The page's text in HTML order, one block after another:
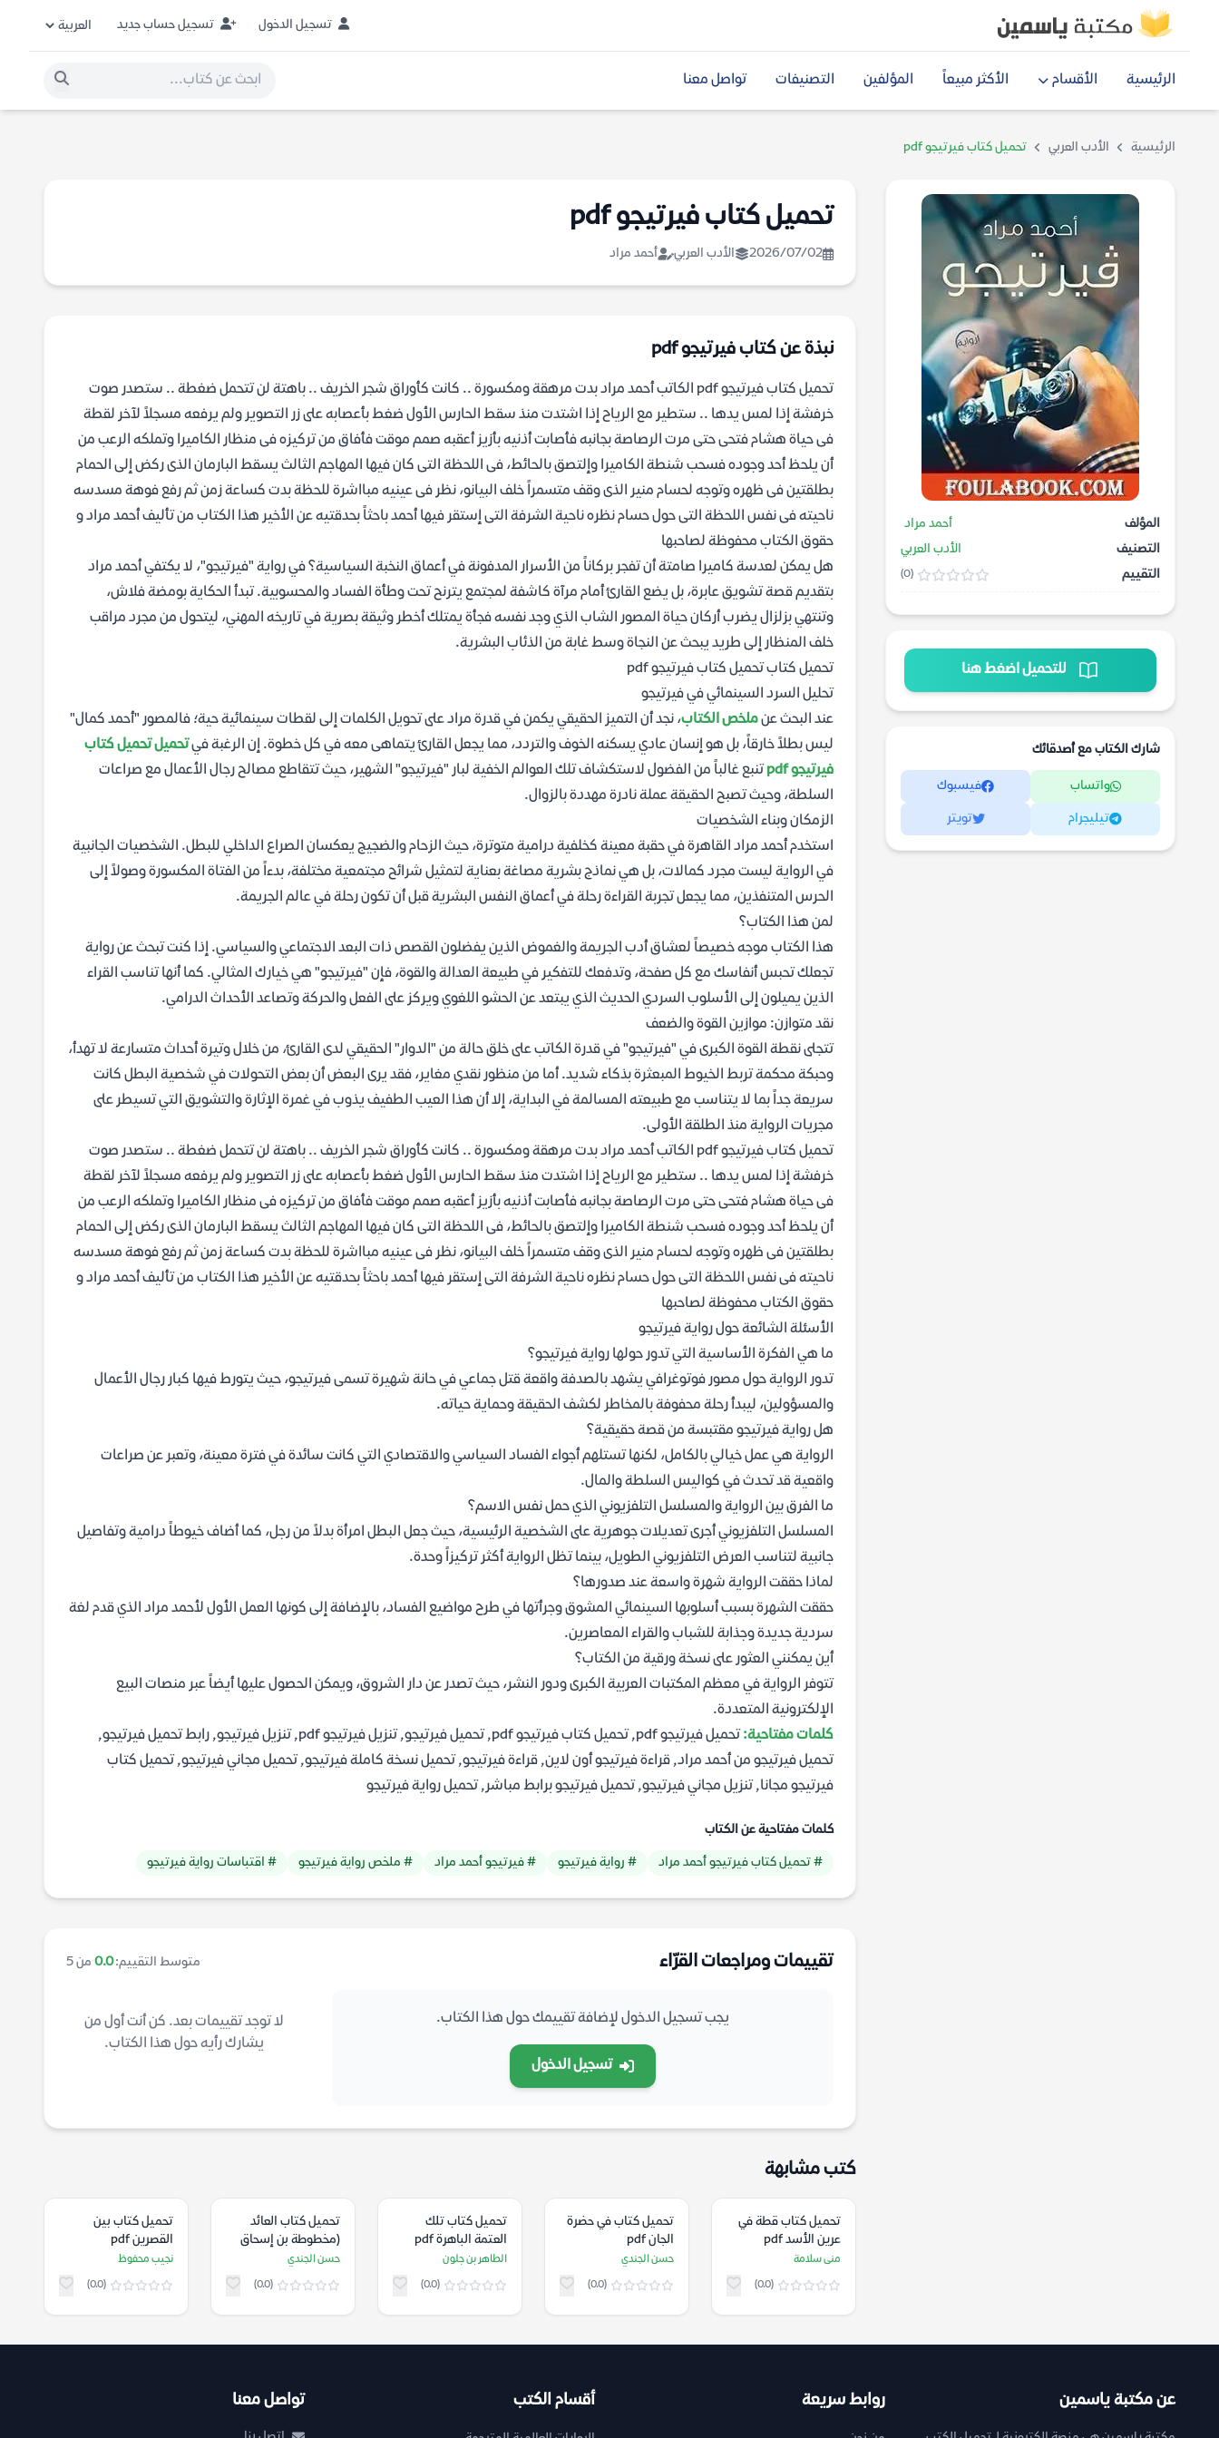
تسجيل الدخول تسجيل حساب جديد
الرئيسية الأقسام الأكثر مبيعاً المؤلفين التصنيفات تواصل معنا
الرئيسية الأدب العربي تحميل كتاب فيرتيجو pdf
المؤلف
أحمد مراد
التصنيف
الأدب العربي
التقييم
(0)
للتحميل اضغط هنا
شارك الكتاب مع أصدقائك
واتساب فيسبوك
تيليجرام تويتر
تحميل كتاب فيرتيجو pdf
2026/07/02 الأدب العربي أحمد مراد
نبذة عن كتاب فيرتيجو pdf
تحميل كتاب فيرتيجو pdf الكاتب أحمد مراد بدت مرهقة ومكسورة .. كانت كأوراق شجر الخريف .. باهتة لن تتحمل ضغطة .. ستصدر صوت
خرفشة إذا لمس يدها .. ستطير مع الرياح إذا اشتدت منذ سقط الحارس الأول ضغط بأعصابه على زر التصوير ولم يرفعه مسجلاً لآخر لقطة
فى حياة هشام فتحى حتى مرت الرصاصة بجانبه فأصابت أذنيه بأزيز أعقبه صمم موقت فأفاق من تركيزه فى منظار الكاميرا وتملكه الرعب من
أن يلحظ أحد وجوده فسحب شنطة الكاميرا وإلتصق بالحائط، فى اللحظة التى كان فيها المهاجم الثالث يسقط البارمان الذى ركض إلى الحمام
بطلقتين فى ظهره وتوجه لحسام منير الذى وقف متسمراً خلف البيانو، نظر فى عينيه مبااشرة للحظة بدت كساعة زمن ثم رفع فوهة مسدسه
ناحيته فى نفس اللحظة التى حول حسام نظره ناحية الشرفة التى إستقر فيها أحمد باحثاً بحدقتيه عن الأخير هذا الكتاب من تأليف أحمد مراد و
حقوق الكتاب محفوظة لصاحبها
هل يمكن لعدسة كاميرا صامتة أن تفجر بركاناً من الأسرار المدفونة في أعماق النخبة السياسية؟ في رواية "فيرتيجو"، لا يكتفي أحمد مراد
بتقديم قصة تشويق عابرة، بل يضع القارئ أمام مرآة كاشفة لمجتمع يترنح تحت وطأة الفساد والمحسوبية. تبدأ الحكاية بومضة فلاش،
وتنتهي بزلزال يضرب أركان حياة المصور الشاب الذي وجد نفسه فجأة يمتلك أخطر وثيقة بصرية في تاريخه المهني، ليتحول من مجرد مراقب
خلف المنظار إلى طريد يبحث عن النجاة وسط غابة من الذئاب البشرية.
تحميل كتاب تحميل كتاب فيرتيجو pdf
تحليل السرد السينمائي في فيرتيجو
عند البحث عنملخص الكتاب، نجد أن التميز الحقيقي يكمن في قدرة مراد على تحويل الكلمات إلى لقطات سينمائية حية؛ فالمصور "أحمد كمال"
ليس بطلاً خارقاً، بل هو إنسان عادي يسكنه الخوف والتردد، مما يجعل القارئ يتماهى معه في كل خطوة. إن الرغبة فيتحميل تحميل كتاب
فيرتيجو pdf
تنبع غالباً من الفضول لاستكشاف تلك العوالم الخفية لبار "فيرتيجو" الشهير، حيث تتقاطع مصالح رجال الأعمال مع صراعات
السلطة، وحيث تصبح الحقيقة عملة نادرة مهددة بالزوال.
الزمكان وبناء الشخصيات
استخدم أحمد مراد القاهرة في حقبة معينة كخلفية درامية متوترة، حيث الزحام والضجيج يعكسان الصراع الداخلي للبطل. الشخصيات الجانبية
في الرواية ليست مجرد كمالات، بل هي نماذج بشرية مصاغة بعناية لتمثيل شرائح مجتمعية مختلفة، بدءاً من الفتاة المكسورة وصولاً إلى
الحرس المتنفذين، مما يجعل تجربة القراءة رحلة في أعماق النفس البشرية قبل أن تكون رحلة في عالم الجريمة.
لمن هذا الكتاب؟
هذا الكتاب موجه خصيصاً لعشاق أدب الجريمة والغموض الذين يفضلون القصص ذات البعد الاجتماعي والسياسي. إذا كنت تبحث عن رواية
تجعلك تحبس أنفاسك مع كل صفحة، وتدفعك للتفكير في طبيعة العدالة والقوة، فإن "فيرتيجو" هي خيارك المثالي. كما أنها تناسب القراء
الذين يميلون إلى الأسلوب السردي الحديث الذي يبتعد عن الحشو اللغوي ويركز على الفعل والحركة وتصاعد الأحداث الدرامي.
نقد متوازن: موازين القوة والضعف
تتجلى نقطة القوة الكبرى في "فيرتيجو" في قدرة الكاتب على خلق حالة من "الدوار" الحقيقي لدى القارئ، من خلال وتيرة أحداث متسارعة لا تهدأ،
وحبكة محكمة تربط الخيوط المبعثرة بذكاء شديد. أما من منظور نقدي مغاير، فقد يرى البعض أن بعض التحولات في شخصية البطل كانت
سريعة جداً بما لا يتناسب مع طبيعته المسالمة في البداية، إلا أن هذا العيب الطفيف يذوب في غمرة الإثارة والتشويق التي تسيطر على
مجريات الرواية منذ الطلقة الأولى.
تحميل كتاب فيرتيجو pdf الكاتب أحمد مراد بدت مرهقة ومكسورة .. كانت كأوراق شجر الخريف .. باهتة لن تتحمل ضغطة .. ستصدر صوت
خرفشة إذا لمس يدها .. ستطير مع الرياح إذا اشتدت منذ سقط الحارس الأول ضغط بأعصابه على زر التصوير ولم يرفعه مسجلاً لآخر لقطة
فى حياة هشام فتحى حتى مرت الرصاصة بجانبه فأصابت أذنيه بأزيز أعقبه صمم موقت فأفاق من تركيزه فى منظار الكاميرا وتملكه الرعب من
أن يلحظ أحد وجوده فسحب شنطة الكاميرا وإلتصق بالحائط، فى اللحظة التى كان فيها المهاجم الثالث يسقط البارمان الذى ركض إلى الحمام
بطلقتين فى ظهره وتوجه لحسام منير الذى وقف متسمراً خلف البيانو، نظر فى عينيه مبااشرة للحظة بدت كساعة زمن ثم رفع فوهة مسدسه
ناحيته فى نفس اللحظة التى حول حسام نظره ناحية الشرفة التى إستقر فيها أحمد باحثاً بحدقتيه عن الأخير هذا الكتاب من تأليف أحمد مراد و
حقوق الكتاب محفوظة لصاحبها
الأسئلة الشائعة حول رواية فيرتيجو
ما هي الفكرة الأساسية التي تدور حولها رواية فيرتيجو؟
تدور الرواية حول مصور فوتوغرافي يشهد بالصدفة واقعة قتل جماعي في حانة شهيرة تسمى فيرتيجو، حيث يتورط فيها كبار رجال الأعمال
والمسؤولين، ليبدأ رحلة محفوفة بالمخاطر لكشف الحقيقة وحماية حياته.
هل رواية فيرتيجو مقتبسة من قصة حقيقية؟
الرواية هي عمل خيالي بالكامل، لكنها تستلهم أجواء الفساد السياسي والاقتصادي التي كانت سائدة في فترة معينة، وتعبر عن صراعات
واقعية قد تحدث في كواليس السلطة والمال.
ما الفرق بين الرواية والمسلسل التلفزيوني الذي حمل نفس الاسم؟
المسلسل التلفزيوني أجرى تعديلات جوهرية على الشخصية الرئيسية، حيث جعل البطل امرأة بدلاً من رجل، كما أضاف خيوطاً درامية وتفاصيل
جانبية لتناسب العرض التلفزيوني الطويل، بينما تظل الرواية أكثر تركيزاً وحدة.
لماذا حققت الرواية شهرة واسعة عند صدورها؟
حققت الشهرة بسبب أسلوبها السينمائي المشوق وجرأتها في طرح مواضيع الفساد، بالإضافة إلى كونها العمل الأول لأحمد مراد الذي قدم لغة
سردية جديدة وجذابة للشباب والقراء المعاصرين.
أين يمكنني العثور على نسخة ورقية من الكتاب؟
تتوفر الرواية في معظم المكتبات العربية الكبرى ودور النشر، حيث تصدر عن دار الشروق، ويمكن الحصول عليها أيضاً عبر منصات البيع
الإلكترونية المتعددة.
كلمات مفتاحية:
تحميل فيرتيجو pdf, تحميل كتاب فيرتيجو pdf, تحميل فيرتيجو, تنزيل فيرتيجو pdf, تنزيل فيرتيجو, رابط تحميل فيرتيجو,
تحميل فيرتيجو من أحمد مراد, قراءة فيرتيجو أون لاين, قراءة فيرتيجو, تحميل نسخة كاملة فيرتيجو, تحميل مجاني فيرتيجو, تحميل كتاب
فيرتيجو مجانا, تنزيل مجاني فيرتيجو, تحميل فيرتيجو برابط مباشر, تحميل رواية فيرتيجو
كلمات مفتاحية عن الكتاب
# تحميل كتاب فيرتيجو أحمد مراد # رواية فيرتيجو # فيرتيجو أحمد مراد # ملخص رواية فيرتيجو # اقتباسات رواية فيرتيجو
تقييمات ومراجعات القرّاء متوسط التقييم:0.0 من 5
يجب تسجيل الدخول لإضافة تقييمك حول هذا الكتاب.
تسجيل الدخول
لا توجد تقييمات بعد. كن أنت أول من
يشارك رأيه حول هذا الكتاب.
كتب مشابهة
تحميل كتاب قطة في
عرين الأسد pdf
منى سلامة
(0.0)
تحميل كتاب في حضرة
الجان pdf
حسن الجندي
(0.0)
تحميل كتاب تلك
العتمة الباهرة pdf
الطاهر بن جلون
(0.0)
تحميل كتاب العائد
(مخطوطة بن إسحاق
#3) pdf
حسن الجندي
(0.0)
تحميل كتاب بين
القصرين pdf
نجيب محفوظ
(0.0)
عن مكتبة ياسمين روابط سريعة أقسام الكتب تواصل معنا